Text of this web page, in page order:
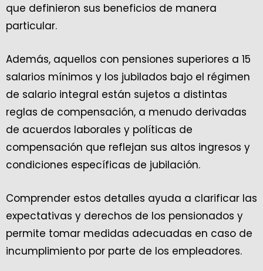
que definieron sus beneficios de manera
particular.
Además, aquellos con pensiones superiores a 15
salarios mínimos y los jubilados bajo el régimen
de salario integral están sujetos a distintas
reglas de compensación, a menudo derivadas
de acuerdos laborales y políticas de
compensación que reflejan sus altos ingresos y
condiciones específicas de jubilación.
Comprender estos detalles ayuda a clarificar las
expectativas y derechos de los pensionados y
permite tomar medidas adecuadas en caso de
incumplimiento por parte de los empleadores.